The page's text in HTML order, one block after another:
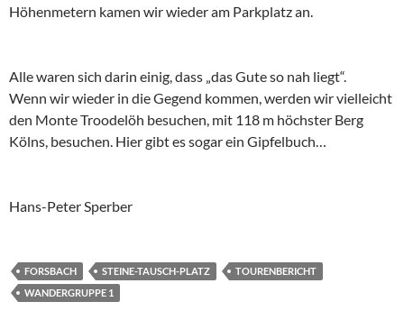
Höhenmetern kamen wir wieder am Parkplatz an.
Alle waren sich darin einig, dass „das Gute so nah liegt“.
Wenn wir wieder in die Gegend kommen, werden wir vielleicht
den Monte Troodelöh besuchen, mit 118 m höchster Berg
Kölns, besuchen. Hier gibt es sogar ein Gipfelbuch…
Hans-Peter Sperber
FORSBACH STEINE-TAUSCH-PLATZ
TOURENBERICHT
WANDERGRUPPE 1